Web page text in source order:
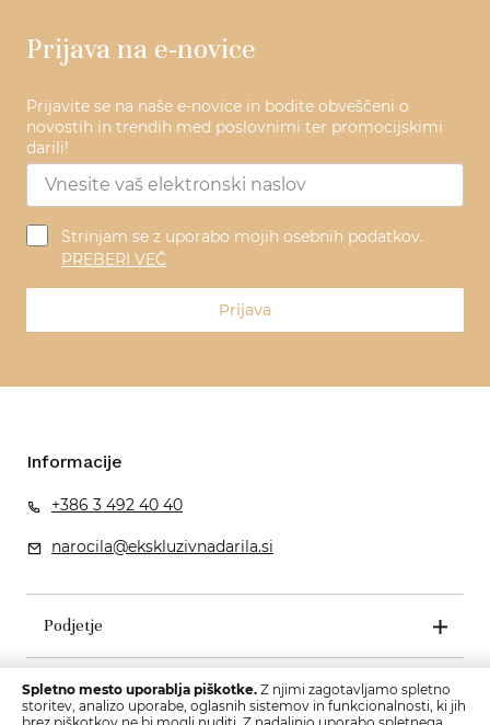
Prijava na e-novice
Prijavite se na naše e-novice in bodite obveščeni o
novostih in trendih med poslovnimi ter promocijskimi
darili!
Strinjam se z uporabo mojih osebnih podatkov.
PREBERI VEČ
Prijava
Informacije
+386 3 492 40 40
narocila@ekskluzivnadarila.si
Podjetje
Pogoji poslovanja
Spletno mesto uporablja piškotke. Z njimi zagotavljamo spletno
storitev, analizo uporabe, oglasnih sistemov in funkcionalnosti, ki jih